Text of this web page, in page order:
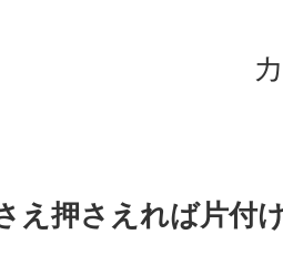
え押さえれば片付